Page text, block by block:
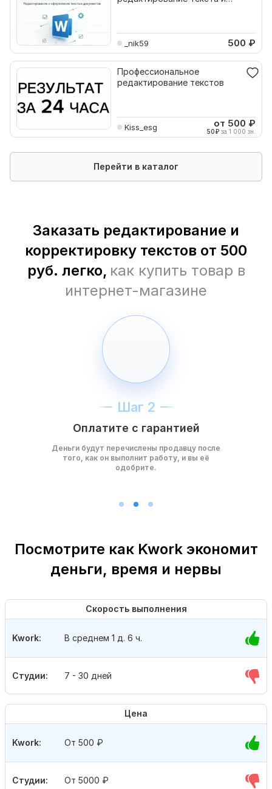
_nik59 500 ₽
Профессиональное
редактирование текстов
Kiss_esg от 500 ₽
50₽ за 1 000 зн.
Перейти в каталог
Заказать редактирование и
корректировку текстов от 500
руб. легко, как купить товар в
интернет-магазине
Шаг 2
Оплатите с гарантией
Деньги будут перечислены продавцу после
того, как он выполнит работу, и вы её
одобрите.
Посмотрите как Kwork экономит
деньги, время и нервы
Скорость выполнения
Студии: 7 - 30 дней
Kwork: В среднем 1 д. 6 ч.
Цена
Студии: От 5000 ₽
Kwork: От 500 ₽